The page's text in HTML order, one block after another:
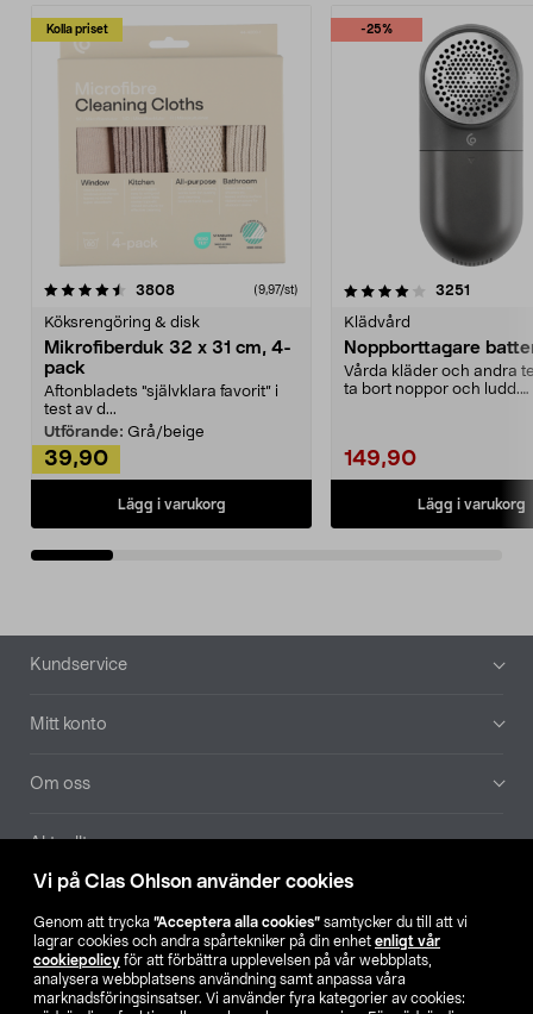
Vi på Clas Ohlson använder cookies
Genom att trycka ”Acceptera alla cookies” samtycker du till att vi
lagrar cookies och andra spårtekniker på din enhet enligt vår
cookiepolicy för att förbättra upplevelsen på vår webbplats,
analysera webbplatsens användning samt anpassa våra
marknadsföringsinsatser. Vi använder fyra kategorier av cookies:
Kolla priset
3808recensioner (9,97/st)
Köksrengöring & disk
Mikrofiberduk 32 x 31 cm, 4-
pack
Aftonbladets "självklara favorit” i
test av d...
Utförande: Grå/beige
39,90
Lägg i varukorg
-25%
4.0av 5 stjärnor 3251
Klädvård
Noppborttagare
Vårda kläder och andra
ta bort noppor och ludd.
149,90
Lägg i varukorg
4.5av 5 stjärnor
Sidfot
Kundservice
Mitt konto
Om oss
Aktuellt
Hitta butik